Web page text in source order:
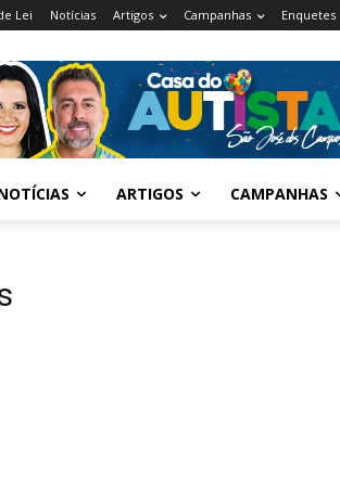
Lei Notícias Artigos Campanhas Enquetes
ARTIGOS CAMPANHAS